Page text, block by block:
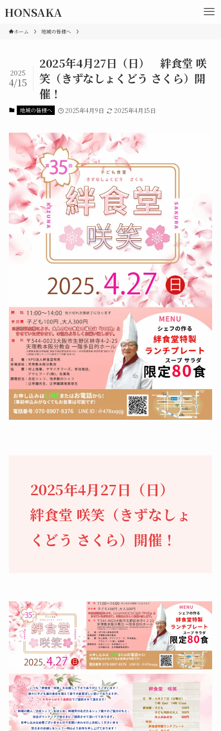
HONSAKA
ホーム 地域の皆様へ
2025年4月27日（日） 絆食堂 咲
笑（きずなしょくどう さくら）開
催！
2025
4/15
地域の皆様へ 2025年4月9日 2025年4月15日
2025年4月27日（日）
絆食堂 咲笑（きずなしょ
くどう さくら）開催！